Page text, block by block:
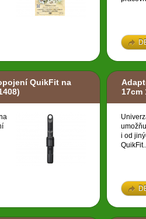
QuikFit na
17cm
i od